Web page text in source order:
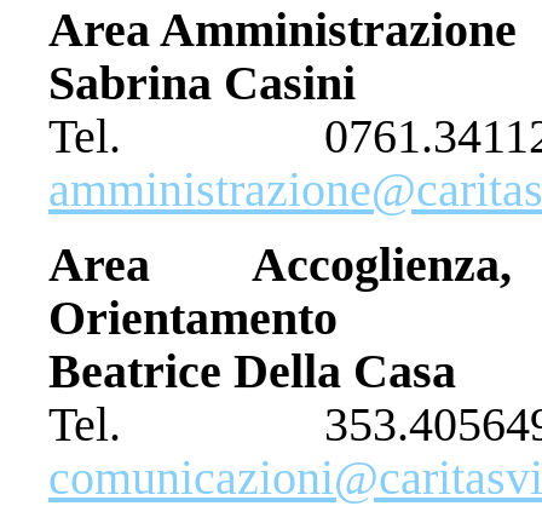
Area Amministrazione
Sabrina Casini
Tel.
Area
Orientamento
Beatrice Della Casa
Tel.